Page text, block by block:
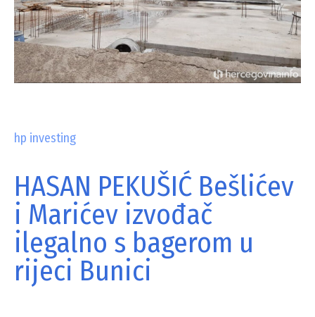
hp investing
HASAN PEKUŠIĆ Bešlićev
i Marićev izvođač
ilegalno s bagerom u
rijeci Bunici